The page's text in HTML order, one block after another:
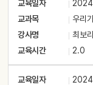
교육일자
교과목
우리
강사명
최보
교육시간
2.0
교육일자